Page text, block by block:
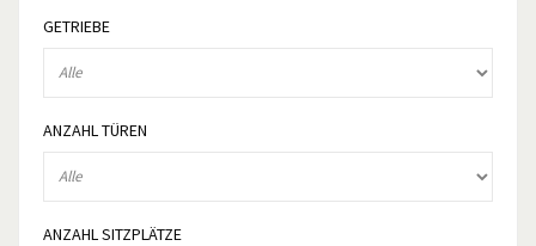
GETRIEBE
ANZAHL TÜREN
ANZAHL SITZPLÄTZE